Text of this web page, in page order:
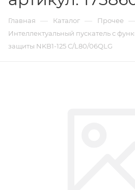
Главная — Каталог — Прочее
Интеллектуальный пускатель с
защиты NKB1-125 C/L80/06QLG